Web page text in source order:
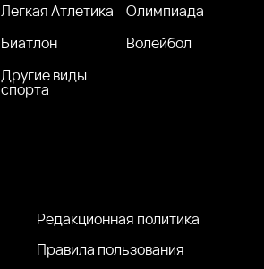
Легкая Атлетика
Олимпиада
Биатлон
Волейбол
Другие виды
спорта
Редакционная политика
Правила пользования